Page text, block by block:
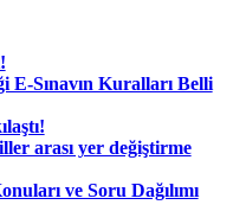
E-Sınavın Kuralları Belli
arası yer değiştirme
ve Soru Dağılımı